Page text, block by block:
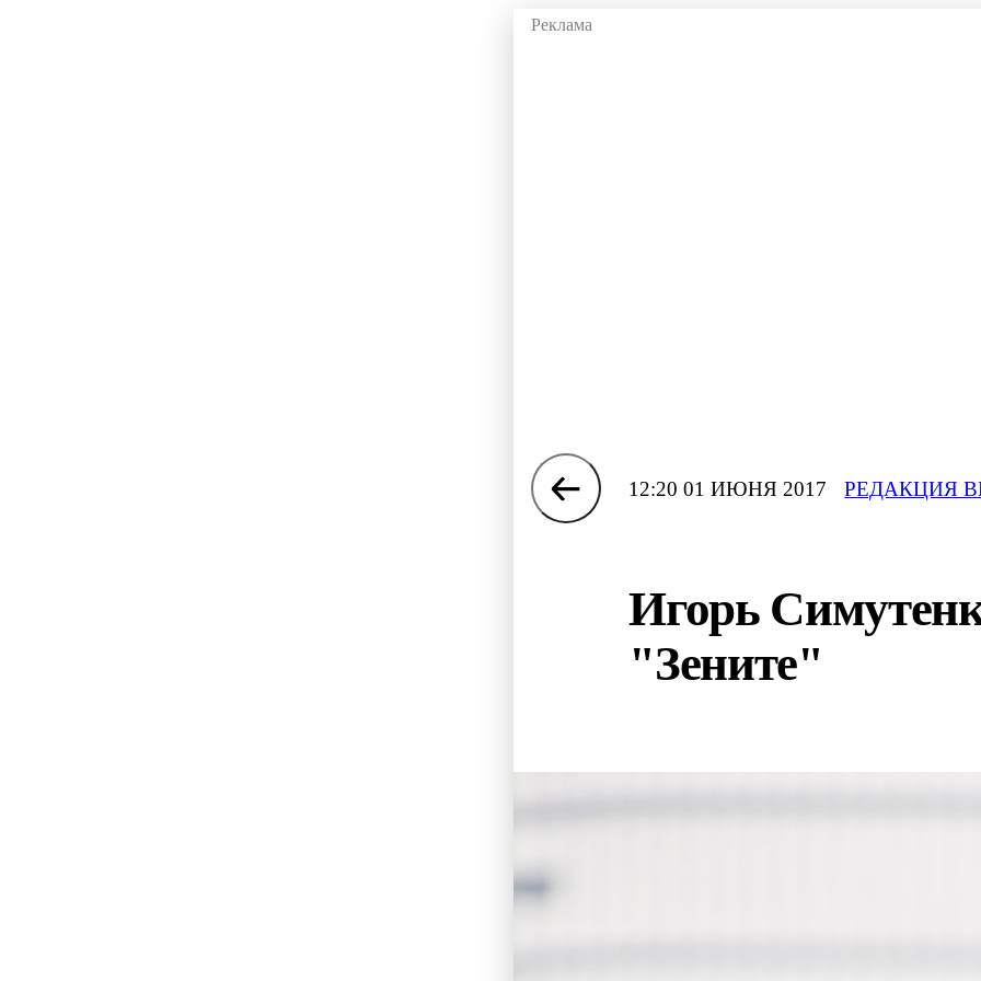
12:20 01 ИЮНЯ 2017 РЕДАКЦИЯ
Игорь
"Зените"